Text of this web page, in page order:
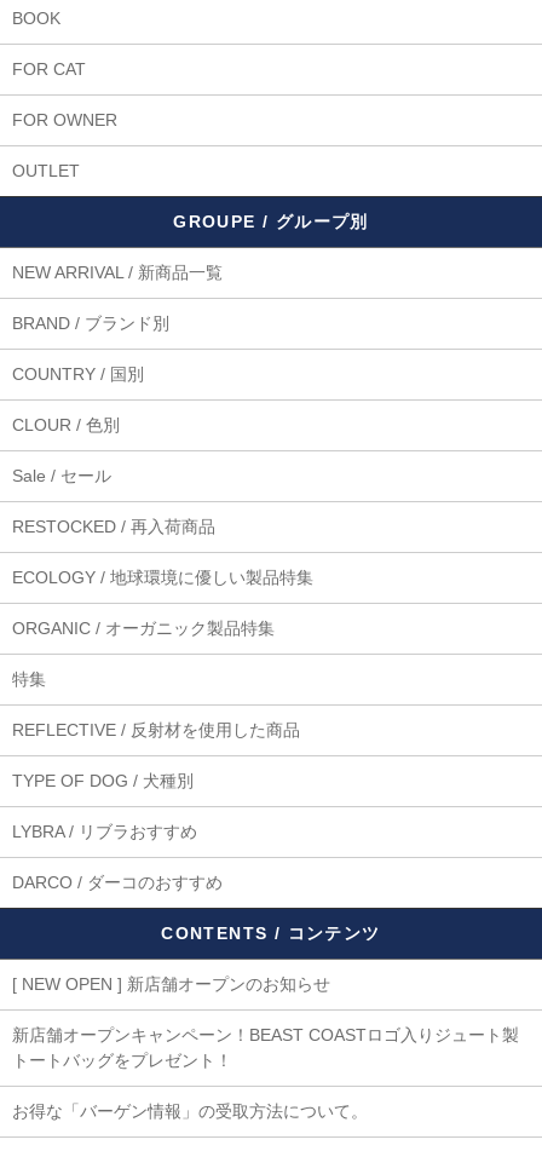
BOOK
FOR CAT
FOR OWNER
OUTLET
GROUPE / グループ別
NEW ARRIVAL / 新商品一覧
BRAND / ブランド別
COUNTRY / 国別
CLOUR / 色別
Sale / セール
RESTOCKED / 再入荷商品
ECOLOGY / 地球環境に優しい製品特集
ORGANIC / オーガニック製品特集
特集
REFLECTIVE / 反射材を使用した商品
TYPE OF DOG / 犬種別
LYBRA / リブラおすすめ
DARCO / ダーコのおすすめ
CONTENTS / コンテンツ
[ NEW OPEN ] 新店舗オープンのお知らせ
新店舗オープンキャンペーン！BEAST COASTロゴ入りジュート製
トートバッグをプレゼント！
お得な「バーゲン情報」の受取方法について。